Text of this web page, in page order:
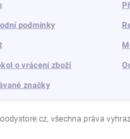
podmínky
o vrácení zboží
značky
všechna práva